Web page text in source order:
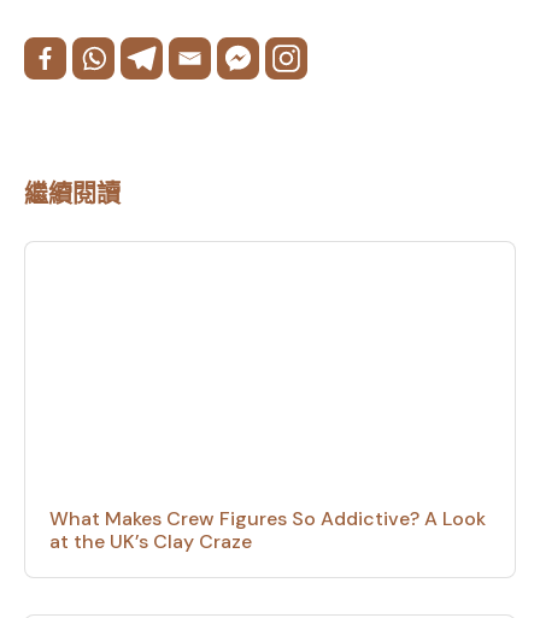
繼續閱讀
What Makes Crew Figures So Addictive? A Look
at the UK’s Clay Craze